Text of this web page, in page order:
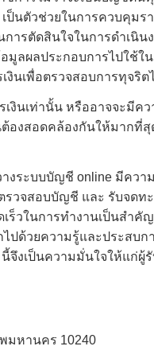
เป็นตัวช่วยในการควบคุม
ารตัดสินใจในการดำเนิน
ลผลประกอบการไปใช้ใ
นเพื่อตรวจสอบการทุจริต
นเท่านั้น หรืออาจจะมีคว
องสอดคล้องกันให้มากที่
างระบบบัญชี online มีควา
รวจสอบบัญชี และ รับจดท
ร็วในการทำงานเป็นสำ
ด้วยความรู้และประสบก
จึงเป็นความมั่นใจให้แก่ผู้
มหานคร 10240